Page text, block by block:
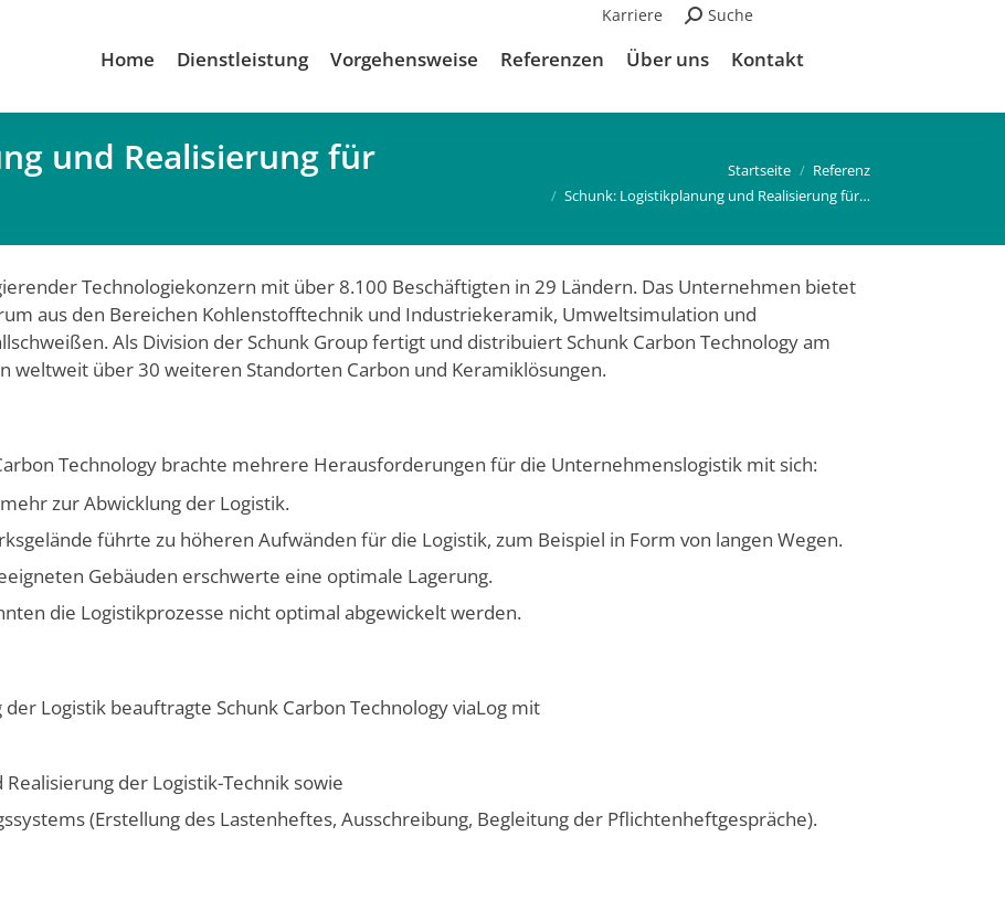
Karriere Suchen:
Suche
Home Dienstleistung Vorgehensweise Referenzen Über uns Kontakt
und Realisierung für
Startseite
Referenz
Schunk: Logistikplanung und Realisierung für…
Technologiekonzern mit über 8.100 Beschäftigten in 29 Ländern. Das Unternehmen bietet
aus den Bereichen Kohlenstoff­technik und Industriekeramik, Umweltsi­mulation und
Als Division der Schunk Group fertigt und distribuiert Schunk Carbon Technology am
weltweit über 30 weiteren Standorten Carbon und Keramiklösungen.
Technology brachte mehrere Herausforderungen für die Unternehmenslogistik mit sich:
zur Abwicklung der Logistik.
führte zu höheren Auf­wänden für die Logistik, zum Beispiel in Form von langen Wegen.
Gebäuden erschwerte eine optimale Lagerung.
die Logistikprozesse nicht optimal abgewickelt werden.
Logistik beauftragte Schunk Carbon Technology viaLog mit
der Logistik-Technik sowie
(Erstellung des Lasten­heftes, Ausschreibung, Begleitung der Pflichtenheftgespräche).